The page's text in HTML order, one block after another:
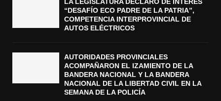
“DESAFÍO ECO PADRE DE LA PATRIA”,
COMPETENCIA INTERPROVINCIAL DE
AUTOS ELÉCTRICOS
AUTORIDADES PROVINCIALES
ACOMPAÑARON EL IZAMIENTO DE LA
BANDERA NACIONAL Y LA BANDERA
NACIONAL DE LA LIBERTAD CIVIL EN LA
SEMANA DE LA POLICÍA